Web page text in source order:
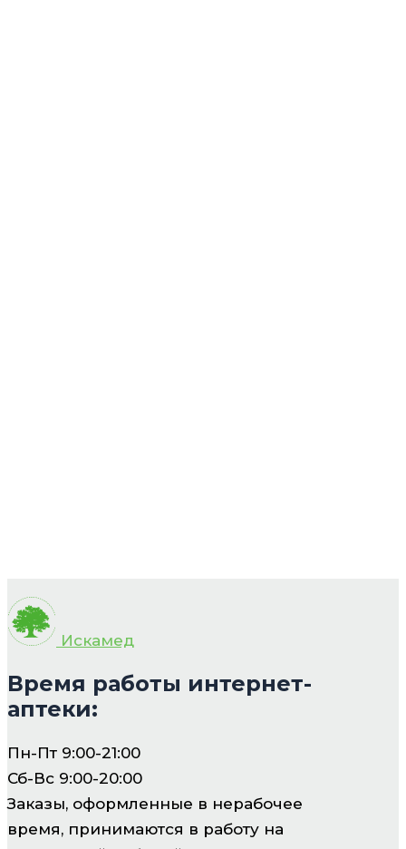
Искамед
Время работы интернет-
аптеки:
Пн-Пт 9:00-21:00
Сб-Вс 9:00-20:00
Заказы, оформленные в нерабочее
время, принимаются в работу на